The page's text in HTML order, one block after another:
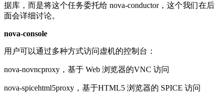
据库，而是将这个任务委托给 nova-conductor，这个我们在后
面会详细讨论。
nova-console
用户可以通过多种方式访问虚机的控制台：
nova-novncproxy，基于 Web 浏览器的VNC 访问
nova-spicehtml5proxy，基于HTML5 浏览器的 SPICE 访问